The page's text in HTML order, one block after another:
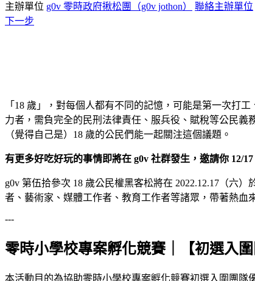
主辦單位 g0v 零時政府揪松團（g0v jothon）
聯絡主辦單位
下一步
「18 歲」，對每個人都有不同的記憶，可能是第一次打
力者，需負完全的民刑法律責任、服兵役、賦稅等公民義
（覺得自己是）18 歲的公民們能一起關注這個議題。
有更多好吃好玩的事情即將在 g0v 社群發生，邀請你 12/
g0v 第伍拾參次 18 歲公民權黑客松將在 2022.12.17（六
者、藝術家、媒體工作者、教育工作者等諸眾，帶著熱血
---
零時小學校專案孵化競賽｜【初選入
本活動目的為協助零時小學校專案孵化競賽初選入圍團隊